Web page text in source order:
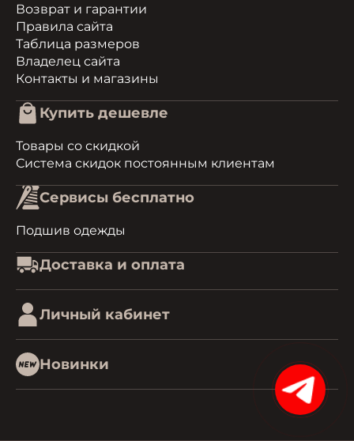
Возврат и гарантии
Правила сайта
Таблица размеров
Владелец сайта
Контакты и магазины
Купить дешевле
Товары со скидкой
Система скидок постоянным клиентам
Сервисы бесплатно
Подшив одежды
Доставка и оплата
Личный кабинет
Новинки
15%